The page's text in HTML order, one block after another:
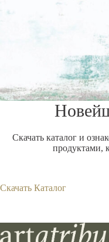
Скачать каталог и
продуктами,
Скачать Каталог